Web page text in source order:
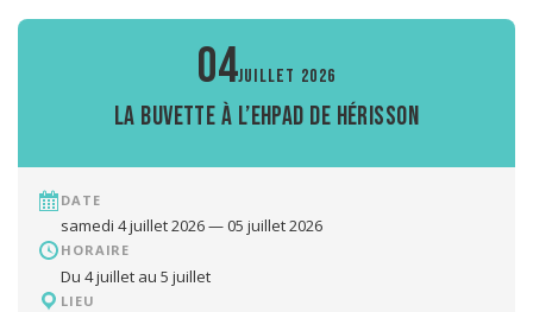
04JUILLET 2026
la buvette à l’EHPAD de Hérisson
DATE
samedi 4 juillet 2026 — 05 juillet 2026
HORAIRE
Du 4 juillet au 5 juillet
LIEU